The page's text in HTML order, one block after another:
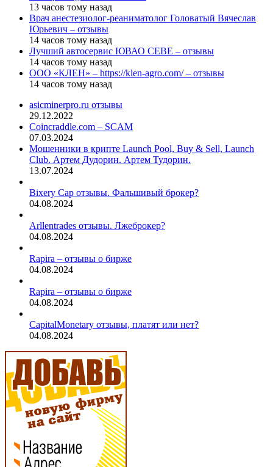
13 часов тому назад
Врач анестезиолог-реаниматолог Головатый Вячеслав
Юрьевич – отзывы
14 часов тому назад
Лучший автосервис ЮВАО CEBE – отзывы
14 часов тому назад
ООО «КЛЕН» – https://klen-agro.com/ – отзывы
14 часов тому назад
asicminerpro.ru отзывы
29.12.2022
Coincraddle.com – SCAM
07.03.2024
Мошенники в крипте Launch Pool, Buy & Sell, Launch
Club. Артем Дудорин. Артем Тудорин.
13.07.2024
Bixery Cap отзывы. Фальшивый брокер?
04.08.2024
Arllentrades отзывы. Лжеброкер?
04.08.2024
Rapira – отзывы о бирже
04.08.2024
Rapira – отзывы о бирже
04.08.2024
CapitalMonetary отзывы, платят или нет?
04.08.2024